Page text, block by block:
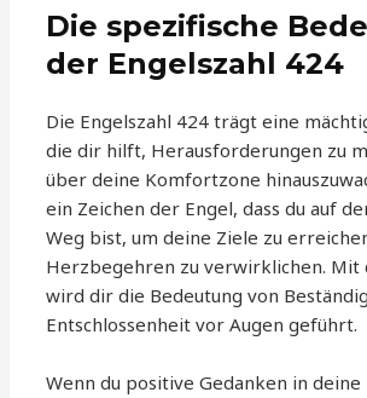
Die spezifische
der Engelszahl 424
Die Engelszahl 424 trägt eine
die dir hilft, Herausforderungen zu
über deine Komfortzone
ein Zeichen der Engel, dass du auf
Weg bist, um deine Ziele zu
Herzbegehren zu verwirklichen. Mit
wird dir die Bedeutung von
Entschlossenheit vor Augen geführt.
Wenn du positive Gedanken in